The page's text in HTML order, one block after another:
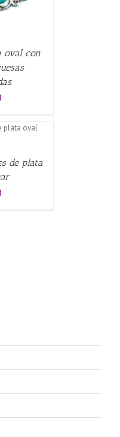
oval con
de plata